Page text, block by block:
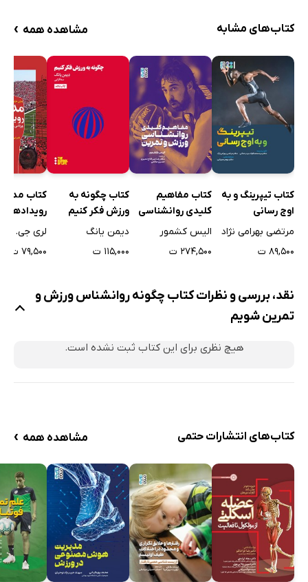
کتاب‌های مشابه مشاهده همه ›
کتاب تیپرینگ و به
اوج رسانی
مرتضی بهرامی نژاد
۸۹,۵۰۰ ت
کتاب مفاهیم
کلیدی روانشناسی
ورزش و تمرین
الیس کشمور
۲۷۴,۵۰۰ ت
کتاب چگونه به
ورزش فکر کنیم
دیمن یانگ
۱۱۵,۰۰۰ ت
کتاب
رویدادهای
تفریحی و
لری جی.
۷۹,۵۰۰ ت
نقد، بررسی و نظرات کتاب چگونه روانشناس ورزش و
تمرین شویم
هیچ نظری برای این کتاب ثبت نشده است.
کتاب‌های انتشارات حتمی مشاهده همه ›